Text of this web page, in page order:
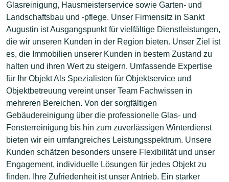
Glasreinigung, Hausmeisterservice sowie Garten- und
Landschaftsbau und -pflege. Unser Firmensitz in Sankt
Augustin ist Ausgangspunkt für vielfältige Dienstleistungen,
die wir unseren Kunden in der Region bieten. Unser Ziel ist
es, die Immobilien unserer Kunden in bestem Zustand zu
halten und ihren Wert zu steigern. Umfassende Expertise
für Ihr Objekt Als Spezialisten für Objektservice und
Objektbetreuung vereint unser Team Fachwissen in
mehreren Bereichen. Von der sorgfältigen
Gebäudereinigung über die professionelle Glas- und
Fensterreinigung bis hin zum zuverlässigen Winterdienst
bieten wir ein umfangreiches Leistungsspektrum. Unsere
Kunden schätzen besonders unsere Flexibilität und unser
Engagement, individuelle Lösungen für jedes Objekt zu
finden. Ihre Zufriedenheit ist unser Antrieb. Ein starker